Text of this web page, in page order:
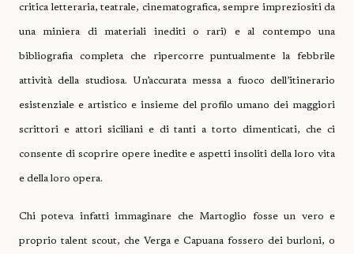
critica letteraria, teatrale, cinematografica, sempre impreziositi da
una miniera di materiali inediti o rari) e al contempo una
bibliografia completa che ripercorre puntualmente la febbrile
attività della studiosa. Un’accurata messa a fuoco dell’itinerario
esistenziale e artistico e insieme del profilo umano dei maggiori
scrittori e attori siciliani e di tanti a torto dimenticati, che ci
consente di scoprire opere inedite e aspetti insoliti della loro vita
e della loro opera.
Chi poteva infatti immaginare che Martoglio fosse un vero e
proprio talent scout, che Verga e Capuana fossero dei burloni, o